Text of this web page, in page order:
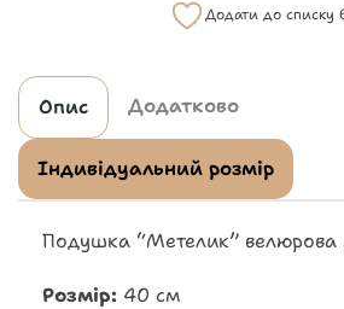
Додати до списку
Опис Додатково
Індивідуальний розмір
Подушка “Метелик” велюрова
Розмір: 40 см